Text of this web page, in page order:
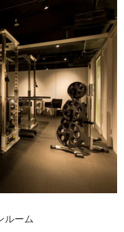
ルーム